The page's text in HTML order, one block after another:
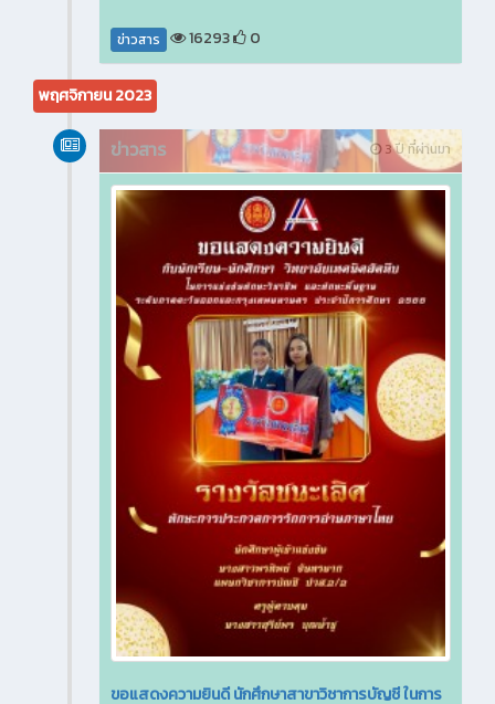
ข่าวสาร 16293 0
พฤศจิกายน 2023
3 ปี ที่ผ่านมา
ข่าวสาร
ขอแสดงความยินดี นักศึกษาสาขาวิชาการบัญชี ในการ